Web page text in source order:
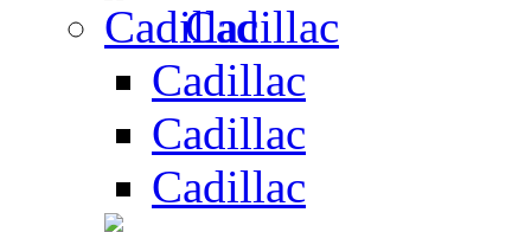
Cadillac
Cadillac
Cadillac
Cadillac